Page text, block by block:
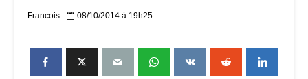
Francois 08/10/2014 à 19h25